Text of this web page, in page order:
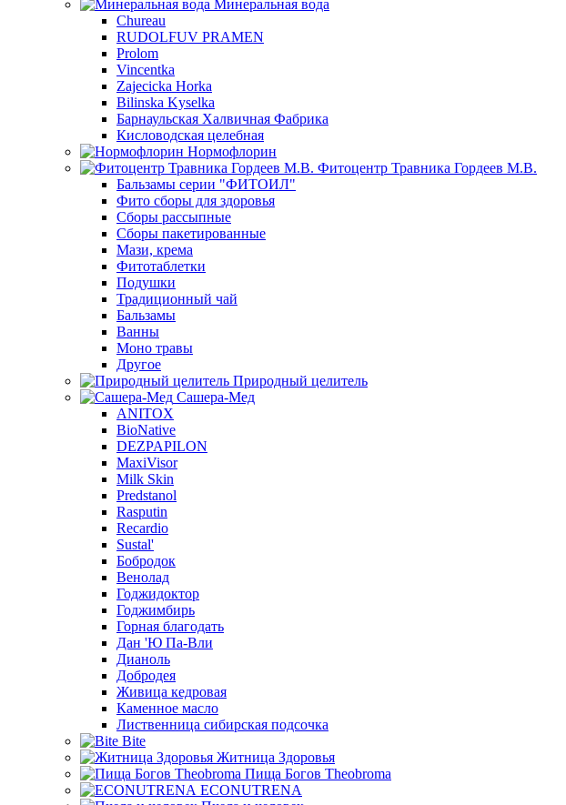
Минеральная вода
Chureau
RUDOLFUV PRAMEN
Prolom
Vincentka
Zajecicka Horka
Bilinska Kyselka
Барнаульская Халвичная Фабрика
Кисловодская целебная
Нормофлорин
Фитоцентр Травника Гордеев М.В.
Бальзамы серии "ФИТОИЛ"
Фито сборы для здоровья
Сборы рассыпные
Сборы пакетированные
Мази, крема
Фитотаблетки
Подушки
Традиционный чай
Бальзамы
Ванны
Моно травы
Другое
Природный целитель
Сашера-Мед
ANITOX
BioNative
DEZPAPILON
MaxiVisor
Milk Skin
Predstanol
Rasputin
Recardio
Sustal'
Бобродок
Венолад
Годжидоктор
Годжимбирь
Горная благодать
Дан 'Ю Па-Вли
Дианоль
Добродея
Живица кедровая
Каменное масло
Лиственница сибирская подсочка
Bite
Житница Здоровья
Пища Богов Theobroma
ECONUTRENA